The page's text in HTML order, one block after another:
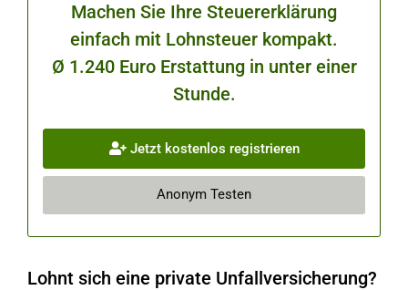
Machen Sie Ihre Steuererklärung
einfach mit Lohnsteuer kompakt.
Ø 1.240 Euro Erstattung in unter einer
Stunde.
Jetzt kostenlos registrieren
Anonym Testen
Lohnt sich eine private Unfallversicherung?